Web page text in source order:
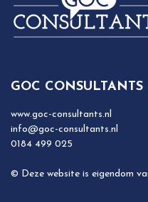
GOC CONSULTANTS
www.goc-consultants.nl
info@goc-consultants.nl
0184 499 025
© Deze website is eigendom